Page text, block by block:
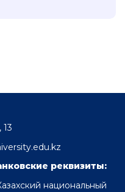
реквизиты:
национальный